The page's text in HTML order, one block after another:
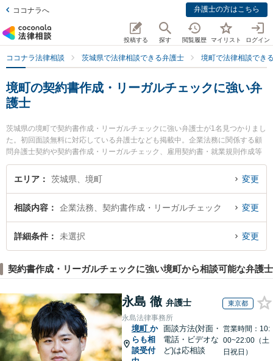
ココナラへ 弁護士の方はこちら
投稿する 探す 閲覧履歴 マイリスト ログイン
ココナラ法律相談 茨城県で法律相談できる弁護士 境町で法律相談でき
境町の契約書作成・リーガルチェックに強い弁
護士
茨城県の境町で契約書作成・リーガルチェックに強い弁護士が1名見つかりまし
た。初回面談無料に対応している弁護士なども掲載中。企業法務に関係する顧
問弁護士契約や契約書作成・リーガルチェック、雇用契約書・就業規則作成等
の細かな分野での絞り込み検索もでき便利です。特に関根法律事務所の関根 駿
弁護士のプロフィール情報や弁護士費用、強みなどが注目されています。『境
績豊富な近くの弁護士を検索したい』『初回相談無料で契約書作成・リーガル
チェックを法律相談できる境町内の弁護士に相談予約したい』などでお困りの
相談者さんにおすすめです。
エリア 茨城県、境町 変更
相談内容 企業法務、契約書作成・リーガルチェック 変更
詳細条件 未選択 変更
契約書作成・リーガルチェックに強い境町から相談可能な弁護士
永島 徹 弁護士 東京都
永島法律事務所
境町 か
らも相
談受付
面談方法(対面・
電話・ビデオな
ど)は応相談
営業時間：10:
00~22:00（土
日祝日）